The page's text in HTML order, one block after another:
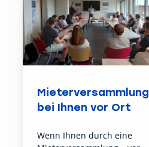
Mieterversammlung
bei Ihnen vor Ort
Wenn Ihnen durch eine